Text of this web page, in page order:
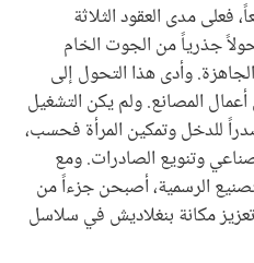
فعلى مدى العقود الثلاثة
جذرياً من الجوت الخام
وأدى هذا التحول إلى
المصانع. ولم يكن التشغيل
للدخل وتمكين المرأة فحسب،
وتنويع الصادرات. ومع
الرسمية، أصبحن جزءاً من
مكانة بنغلاديش في سلاسل